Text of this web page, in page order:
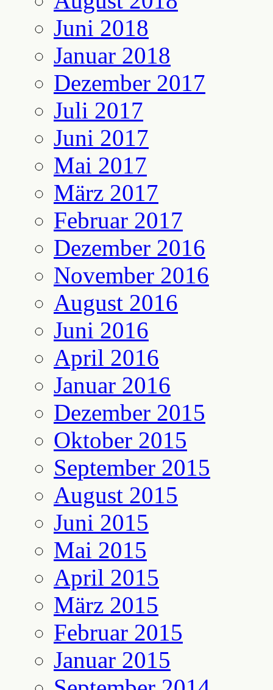
Juni 2018
Januar 2018
Dezember 2017
Juli 2017
Juni 2017
Mai 2017
März 2017
Februar 2017
Dezember 2016
November 2016
August 2016
Juni 2016
April 2016
Januar 2016
Dezember 2015
Oktober 2015
September 2015
August 2015
Juni 2015
Mai 2015
April 2015
März 2015
Februar 2015
Januar 2015